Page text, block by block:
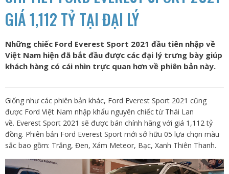
GIÁ 1,112 TỶ TẠI ĐẠI LÝ
Những chiếc Ford Everest Sport 2021 đầu tiên nhập về
Việt Nam hiện đã bắt đầu được các đại lý trưng bày giúp
khách hàng có cái nhìn trực quan hơn về phiên bản này.
Giống như các phiên bản khác, Ford Everest Sport 2021 cũng
được Ford Việt Nam nhập khẩu nguyên chiếc từ Thái Lan
về. Everest Sport 2021 sẽ được bán chính hãng với giá 1,112 tỷ
đồng. Phiên bản Ford Everest Sport mới sở hữu 05 lựa chọn màu
sắc bao gồm: Trắng, Đen, Xám Meteor, Bạc, Xanh Thiên Thanh.